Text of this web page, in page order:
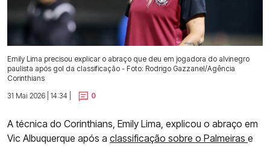
Emily Lima precisou explicar o abraço que deu em jogadora do alvinegro
paulista após gol da classificação - Foto: Rodrigo Gazzanel/Agência
Corinthians
31 Mai 2026 | 14:34 |
0
A técnica do Corinthians, Emily Lima, explicou o abraço em
Vic Albuquerque após a classificação sobre o Palmeiras e